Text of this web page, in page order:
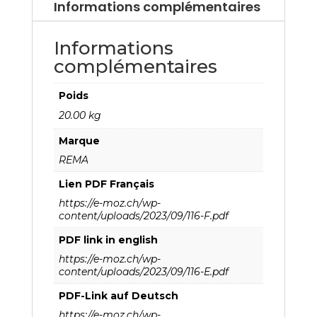
Informations complémentaires
Informations
complémentaires
Poids
20.00 kg
Marque
REMA
Lien PDF Français
https://e-moz.ch/wp-
content/uploads/2023/09/116-F.pdf
PDF link in english
https://e-moz.ch/wp-
content/uploads/2023/09/116-E.pdf
PDF-Link auf Deutsch